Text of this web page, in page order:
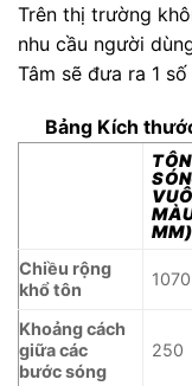
Trên thị trường
nhu cầu người
Tâm sẽ đưa ra 1
Bảng Kích
MM)
Chiều rộng
khổ tôn
1070
Khoảng cách
giữa các
bước sóng
250